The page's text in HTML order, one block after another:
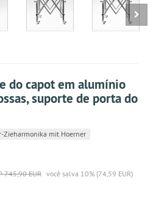
do capot em alumínio
suporte de porta do
Zieharmonika mit Hoerner
745,90 EUR você salva 10% (74,59 EUR)